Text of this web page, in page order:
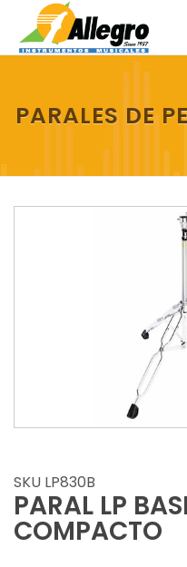
PARALES DE
SKU LP830B
PARAL LP
COMPACTO